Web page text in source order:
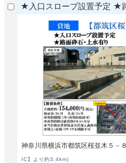
★入口スロープ設置予定 ★
神奈川県横浜市都筑区桜並木５－
IC】より約3.4km)